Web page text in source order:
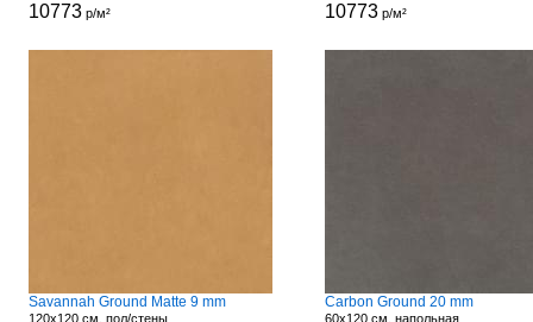
10773р/м² 10773р/м²
Savannah Ground Matte 9 mm
120x120 см, пол/стены
Carbon Ground 20 mm
60x120 см, напольная